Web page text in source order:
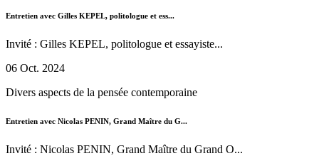
Entretien avec Gilles KEPEL, politologue et ess...
Invité : Gilles KEPEL, politologue et essayiste...
06 Oct. 2024
Divers aspects de la pensée contemporaine
Entretien avec Nicolas PENIN, Grand Maître du G...
Invité : Nicolas PENIN, Grand Maître du Grand O...